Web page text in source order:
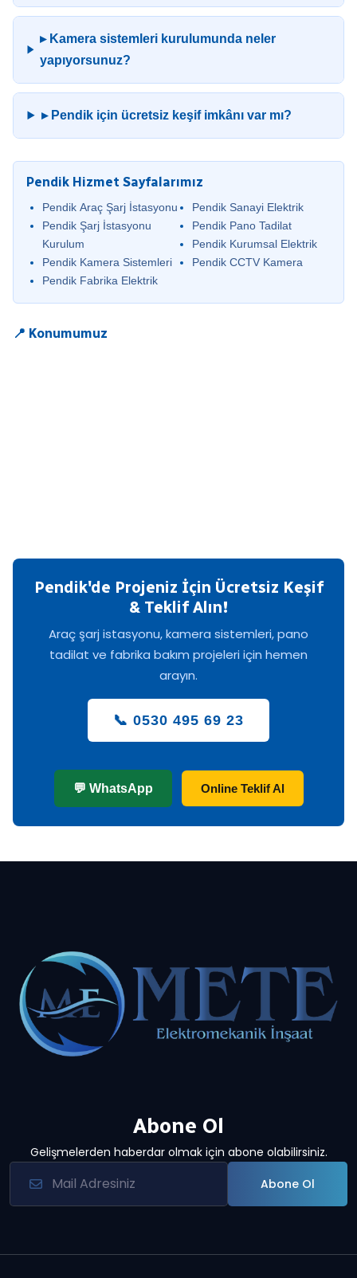
▸ Kamera sistemleri kurulumunda neler
yapıyorsunuz?
▸ Pendik için ücretsiz keşif imkânı var mı?
Pendik Hizmet Sayfalarımız
Pendik Araç Şarj İstasyonu
Pendik Şarj İstasyonu
Kurulum
Pendik Kamera Sistemleri
Pendik Fabrika Elektrik
Pendik Sanayi Elektrik
Pendik Pano Tadilat
Pendik Kurumsal Elektrik
Pendik CCTV Kamera
📍 Konumumuz
Pendik'de Projeniz İçin Ücretsiz Keşif
& Teklif Alın!
Araç şarj istasyonu, kamera sistemleri, pano
tadilat ve fabrika bakım projeleri için hemen
arayın.
📞 0530 495 69 23
💬 WhatsApp Online Teklif Al
Abone Ol
Gelişmelerden haberdar olmak için abone olabilirsiniz.
Abone Ol